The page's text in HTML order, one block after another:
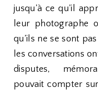
jusqu’à ce qu’il
leur photographe
qu’ils ne se sont
les conversations
disputes,
pouvait compter